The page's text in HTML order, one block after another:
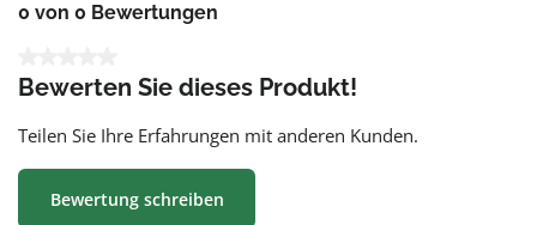
0 von 0 Bewertungen
Bewerten Sie dieses Produkt!
Teilen Sie Ihre Erfahrungen mit anderen Kunden.
Bewertung schreiben